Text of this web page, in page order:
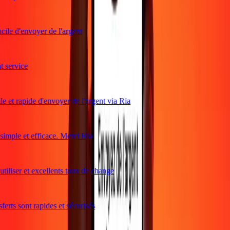
d'envoyer de l'argent
et rapide d'envoyer de l'argent via Ria
et efficace. Merci Ria
et excellents taux de change
sont rapides et sécurisés